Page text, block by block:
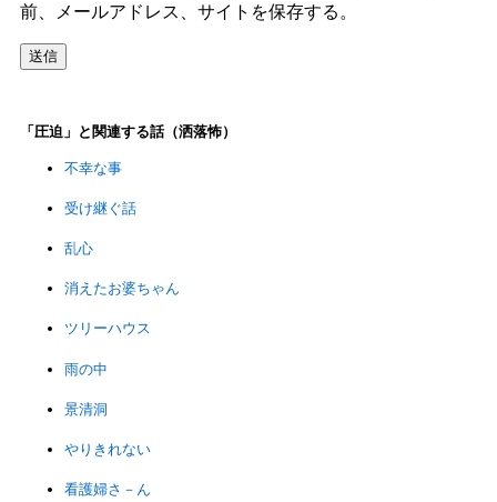
前、メールアドレス、サイトを保存する。
「圧迫」と関連する話（洒落怖）
不幸な事
受け継ぐ話
乱心
消えたお婆ちゃん
ツリーハウス
雨の中
景清洞
やりきれない
看護婦さ－ん